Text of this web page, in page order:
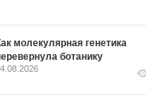
молекулярная генетика
ботанику